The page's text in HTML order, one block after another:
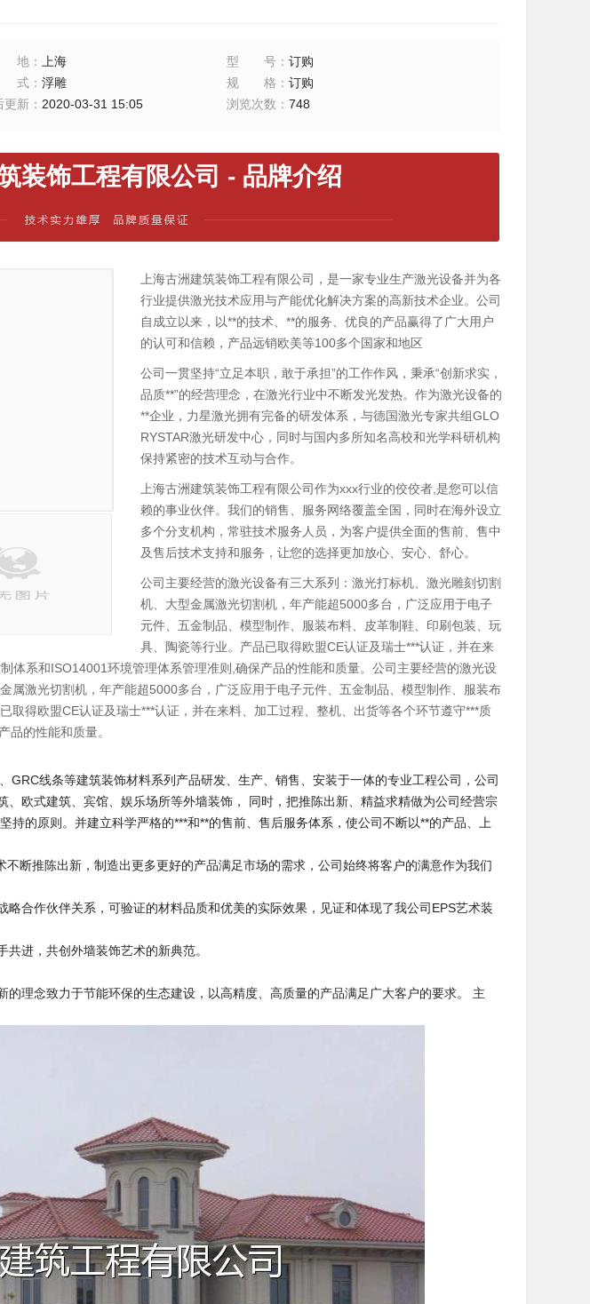
地： 上海 型号 ：订购
式： 浮雕 规格 ：订购
更新： 2020-03-31 15:05 浏览次数 ：748
装饰工程有限公司 - 品牌介绍
上海古洲建筑装饰工程有限公司，是一家专业生产激光设备并为各
行业提供激光技术应用与产能优化解决方案的高新技术企业。公司
自成立以来，以**的技术、**的服务、优良的产品赢得了广大用户
的认可和信赖，产品远销欧美等100多个国家和地区
公司一贯坚持“立足本职，敢于承担”的工作作风，秉承“创新求实，
品质**”的经营理念，在激光行业中不断发光发热。作为激光设备的
**企业，力星激光拥有完备的研发体系，与德国激光专家共组GLO
RYSTAR激光研发中心，同时与国内多所知名高校和光学科研机构
保持紧密的技术互动与合作。
上海古洲建筑装饰工程有限公司作为xxx行业的佼佼者,是您可以信
赖的事业伙伴。我们的销售、服务网络覆盖全国，同时在海外设立
多个分支机构，常驻技术服务人员，为客户提供全面的售前、售中
及售后技术支持和服务，让您的选择更加放心、安心、舒心。
公司主要经营的激光设备有三大系列：激光打标机、激光雕刻切割
机、大型金属激光切割机，年产能超5000多台，广泛应用于电子
元件、五金制品、模型制作、服装布料、皮革制鞋、印刷包装、玩
具、陶瓷等行业。产品已取得欧盟CE认证及瑞士***认证，并在来
体系和ISO14001环境管理体系管理准则,确保产品的性能和质量。公司主要经营的激光设
属激光切割机，年产能超5000多台，广泛应用于电子元件、五金制品、模型制作、服装布
取得欧盟CE认证及瑞士***认证，并在来料、加工过程、整机、出货等各个环节遵守***质
品的性能和质量。
GRC线条等建筑装饰材料系列产品研发、生产、销售、安装于一体的专业工程公司，公司
、欧式建筑、宾馆、娱乐场所等外墙装饰， 同时，把推陈出新、精益求精做为公司经营宗
持的原则。并建立科学严格的***和**的售前、售后服务体系，使公司不断以**的产品、上
断推陈出新，制造出更多更好的产品满足市场的需求，公司始终将客户的满意作为我们
合作伙伴关系，可验证的材料品质和优美的实际效果，见证和体现了我公司EPS艺术装
进，共创外墙装饰艺术的新典范。
理念致力于节能环保的生态建设，以高精度、高质量的产品满足广大客户的要求。 主